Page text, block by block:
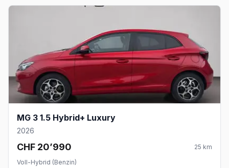
MG 3 1.5 Hybrid+ Luxury
2026
CHF 20’990 25 km
Voll-Hybrid (Benzin)